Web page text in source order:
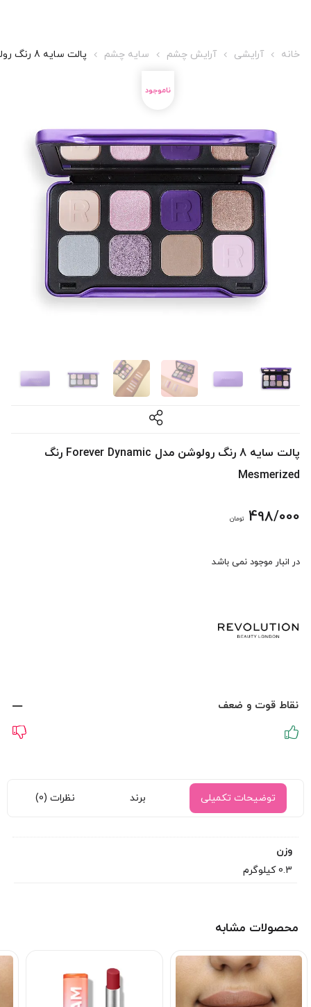
خانه آرایشی آرایش چشم سایه چشم پالت سایه 8 رنگ رولوشن مدل Forever Dynamic رنگ Mesmerized
پالت سایه 8 رنگ رولوشن مدل Forever Dynamic رنگ
Mesmerized
498/000 تومان
در انبار موجود نمی باشد
نقاط قوت و ضعف
توضیحات تکمیلی برند نظرات (0)
وزن
0.3 کیلوگرم
محصولات مشابه